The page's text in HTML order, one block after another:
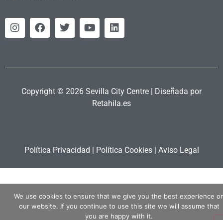
Copyright © 2026 Sevilla City Centre | Diseñada por
Retahila.es
Política Privacidad | Política Cookies| Aviso Legal
We use cookies to ensure that we give you the best experience
our website. If you continue to use this site we will assume that
you are happy with it.